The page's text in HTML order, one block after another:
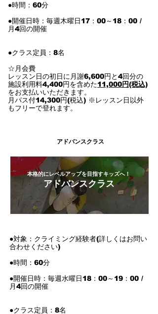
●対象：クライミング経験者(詳しくはお問い
合わせください)
●時間：60分
●開催日時：毎週水曜日18：00～19：00 /
月4回の開催
●クラス定員：8名
​アドバンスクラス
本格的にレベルアップを目指すキッズへ！
アドバンスクラス
●時間：60分
●開催日時：毎週木曜日17：00～18：00 /
月4回の開催
●クラス定員：8名
☆月会費
レッスン日の初日に月謝6,600円と4回分の
施設利用料4,400円を含めた11,000円(税込)
をお支払いいただきます。
月パス付14,300円(税込) ※レッスン日以外
もフリーで登れます。